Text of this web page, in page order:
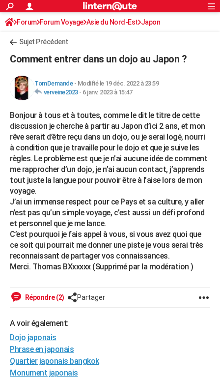
ACTUALITÉS
Politique
Société
Faits Divers
Education
Monde
Villes
+
Retraite
Impôts
Epargne
Immobilier
Risques naturels par ville
Banque
Assurance
Crédit
AUTO
HIGH-TECH
Mobiles
Meilleur smartphone
Internet
Ordinateurs
Jeux vidéo
Guide high-tech
+
Forum
Aménagement intérieur
Extérieur
Cuisine
Salle de bains
Jardinage
Rangement
WEEK-END
Guides de France
Escapades
Patrimoine
Expositions
Musées
Week-end nature
+LIFESTYLE
Art de vivre
Bien-être
Loisirs
Mode
Modes de vie
SANTE
Alimentation
Guide de la santé
Maladies
Médicaments
Sommeil
VOYAGE
Destinations
City break
Voyage nature
Voyage de noces
Forum
Climat
+PHOTO
GUIDES D'ACHAT
BONS PLANS
CARTE DE VOEUX
Dictionnaire
Biographies
Expressions
Proverbes
COPAINS D'AVANT
S'inscrire
Se connecter
Lycées
Collèges
Primaires
Universités
Entreprises
Service militaire
Avis de recherche
AVIS DE DÉCÈS
S'inscrire
Connexion
Forum Forum Voyage Asie du Nord-Est Japon
Sujet Précédent
Comment entrer dans un dojo au Japon ?
TomDemande- Modifié le 19 déc. 2022 à 23:59
verveine2023- 6 janv. 2023 à 15:47
Bonjour à tous et à toutes, comme le dit le titre de cette
discussion je cherche à partir au Japon d’ici 2 ans, et mon
rêve serait d’être reçu dans un dojo, ou je serai logé, nourri
à condition que je travaille pour le dojo et que je suive les
règles. Le problème est que je n’ai aucune idée de comment
me rapprocher d’un dojo, je n’ai aucun contact, j’apprends
tout juste la langue pour pouvoir être à l’aise lors de mon
voyage.
J’ai un immense respect pour ce Pays et sa culture, y aller
n’est pas qu’un simple voyage, c’est aussi un défi profond
et personnel que je me lance.
C’est pourquoi je fais appel à vous, si vous avez quoi que
ce soit qui pourrait me donner une piste je vous serai très
reconnaissant de partager vos connaissances.
Merci. Thomas BXxxxxx (Supprimé par la modération )
Répondre (2) Partager
A voir également:
Dojo japonais
Phrase en japonais
Quartier japonais bangkok
Monument japonais